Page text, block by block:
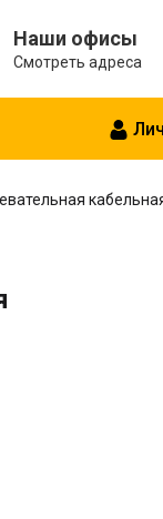
Наши офисы
Смотреть адреса